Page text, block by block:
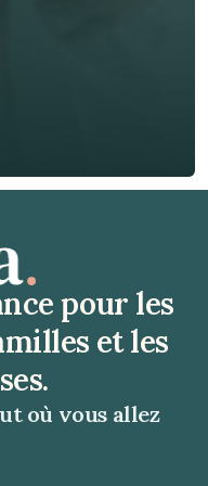
pour les
et les
où vous allez